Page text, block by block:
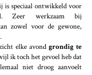
is speciaal ontwikkeld voor
. Zeer werkzaam bij
zowel voor de gewone,
elke avond grondig te
ik toch het gevoel heb dat
niet droog aanvoelt